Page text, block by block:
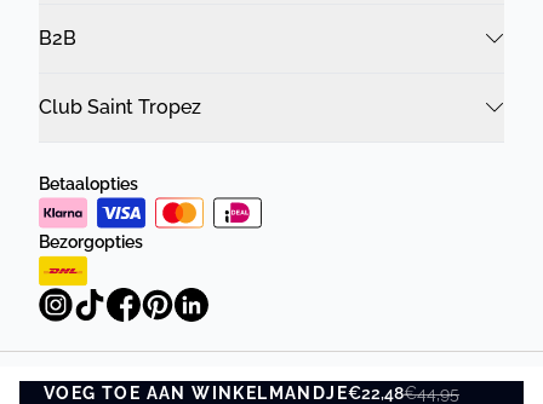
VOEG TOE AAN WINKELMANDJE€22,48€44,95
B2B
Club Saint Tropez
Betaalopties
Bezorgopties
Privacybeleid Algemene Voorwaarden